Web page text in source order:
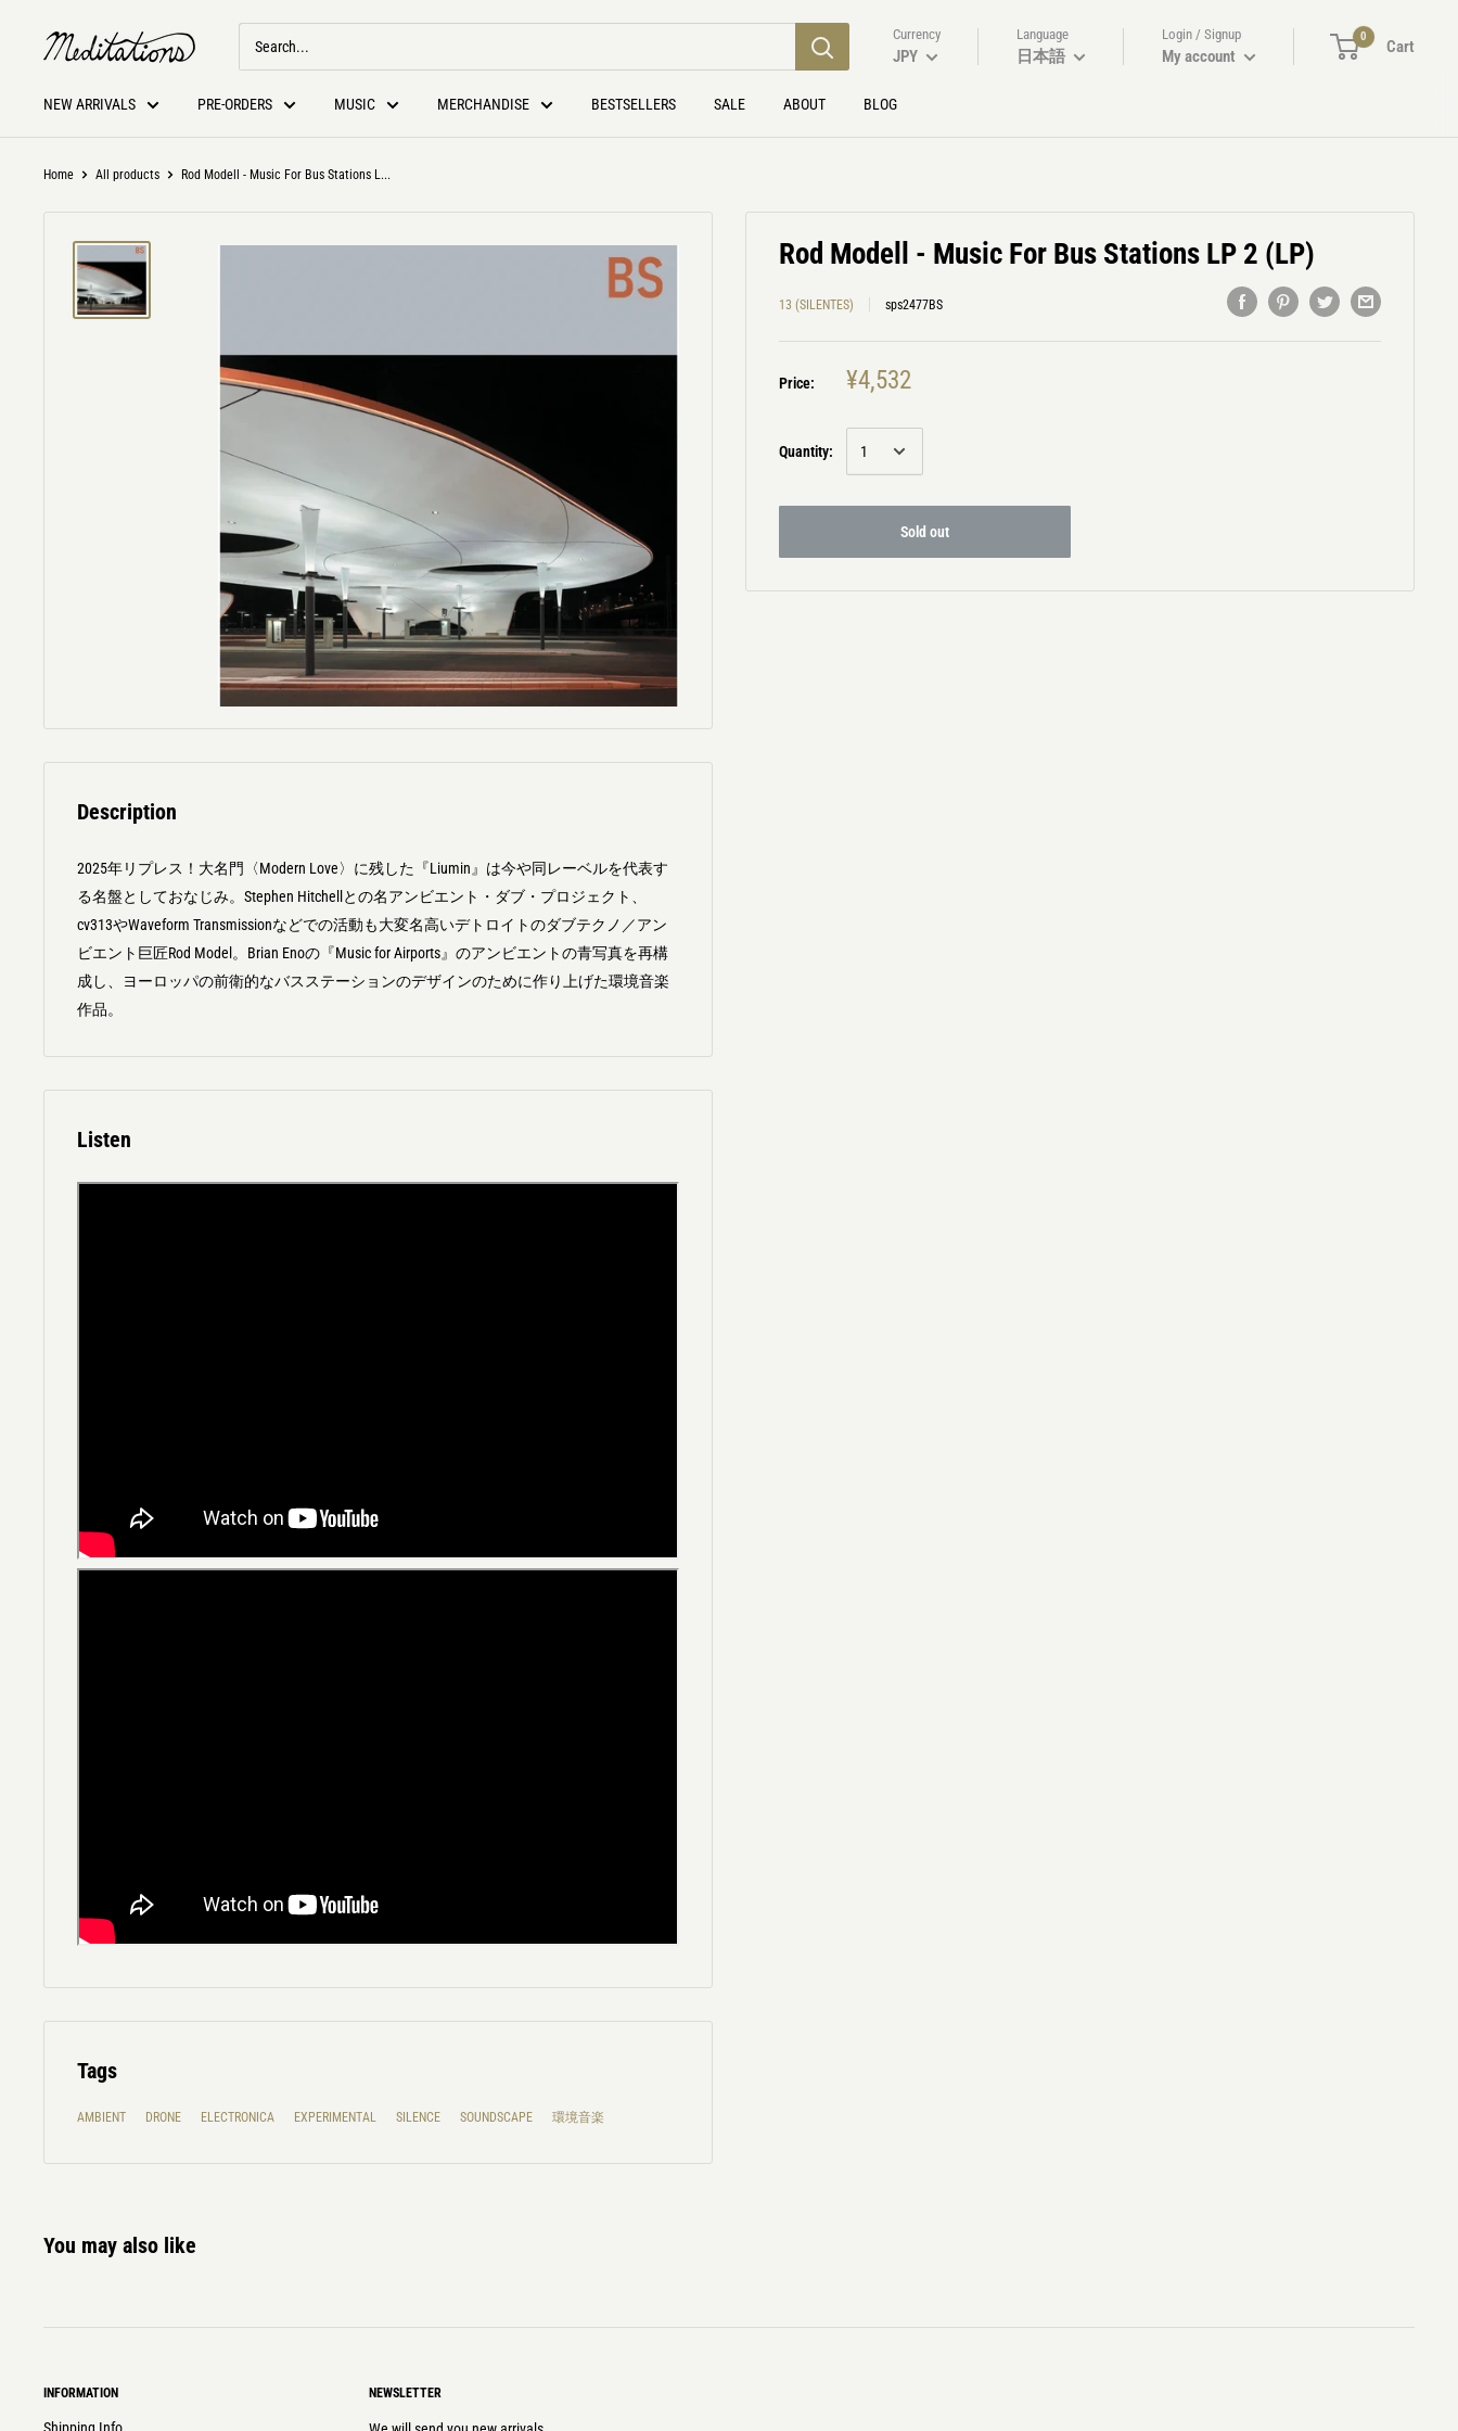
Currency
JPY
Language
日本語
Login / Signup
My account
0
Cart
NEW ARRIVALS PRE-ORDERS MUSIC MERCHANDISE BESTSELLERS SALE ABOUT BLOG
Home All products Rod Modell - Music For Bus Stations L...
Rod Modell - Music For Bus Stations LP 2 (LP)
13 (SILENTES) sps2477BS
Price: ¥4,532
Quantity:
Sold out
Description
2025年リプレス！大名門〈Modern Love〉に残した『Liumin』は今や同レーベルを代表す
る名盤としておなじみ。Stephen Hitchellとの名アンビエント・ダブ・プロジェクト、
cv313やWaveform Transmissionなどでの活動も大変名高いデトロイトのダブテクノ／アン
ビエント巨匠Rod Model。Brian Enoの『Music for Airports』のアンビエントの青写真を再構
成し、ヨーロッパの前衛的なバスステーションのデザインのために作り上げた環境音楽
作品。
Listen
Tags
AMBIENT DRONE ELECTRONICA EXPERIMENTAL SILENCE SOUNDSCAPE 環境音楽
You may also like
INFORMATION NEWSLETTER